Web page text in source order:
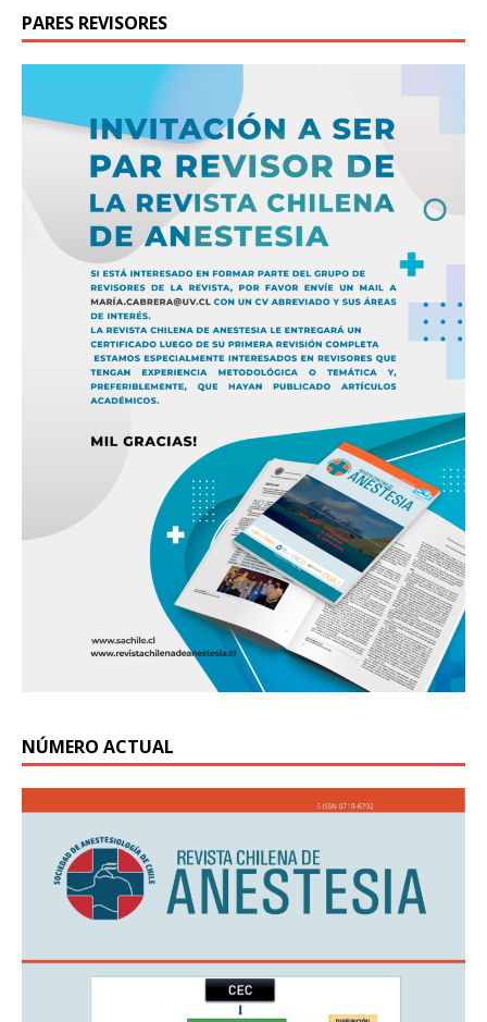
PARES REVISORES
NÚMERO ACTUAL